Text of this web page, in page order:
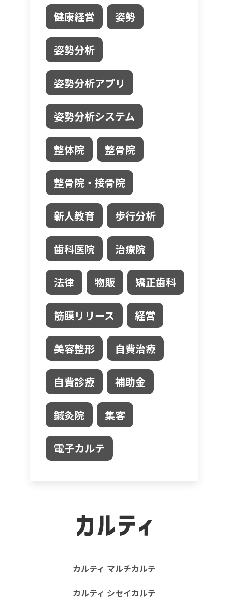
健康経営 姿勢
姿勢分析
姿勢分析アプリ
姿勢分析システム
整体院 整骨院
整骨院・接骨院
新人教育 歩行分析
歯科医院 治療院
法律 物販 矯正歯科
筋膜リリース 経営
美容整形 自費治療
自費診療 補助金
鍼灸院 集客
電子カルテ
カルティ マルチカルテ
カルティ シセイカルテ